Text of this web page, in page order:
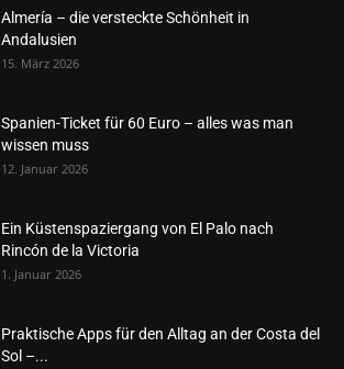
Almería – die versteckte Schönheit in
Andalusien
15. März 2026
Spanien-Ticket für 60 Euro – alles was man
wissen muss
12. Januar 2026
Ein Küstenspaziergang von El Palo nach
Rincón de la Victoria
1. Januar 2026
Praktische Apps für den Alltag an der Costa del
Sol –...